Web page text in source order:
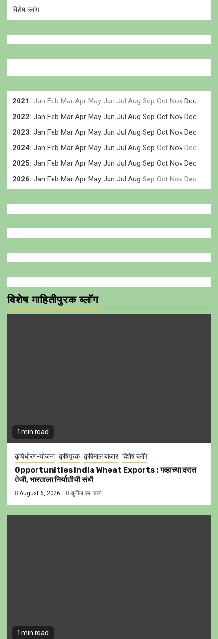
विशेष ब्लॉग
2021 : Jan Feb Mar Apr May Jun Jul Aug Sep Oct Nov Dec
2022: Jan Feb Mar Apr May Jun Jul Aug Sep Oct Nov Dec
2023: Jan Feb Mar Apr May Jun Jul Aug Sep Oct Nov Dec
2024: Jan Feb Mar Apr May Jun Jul Aug Sep Oct Nov Dec
2025: Jan Feb Mar Apr May Jun Jul Aug Sep Oct Nov Dec
2026: Jan Feb Mar Apr May Jun Jul Aug Sep Oct Nov Dec
विशेष माहितीपुरक ब्लॉग
1 min read
कृषिधोरण-योजना कृषिपूरक कृषिमाल बाजार विशेष ब्लॉग
Opportunities India Wheat Exports : गव्हाच्या दरात
तेजी, भारताला निर्यातीची संधी
August 6, 2026 सुनील एम. चरपे
1 min read